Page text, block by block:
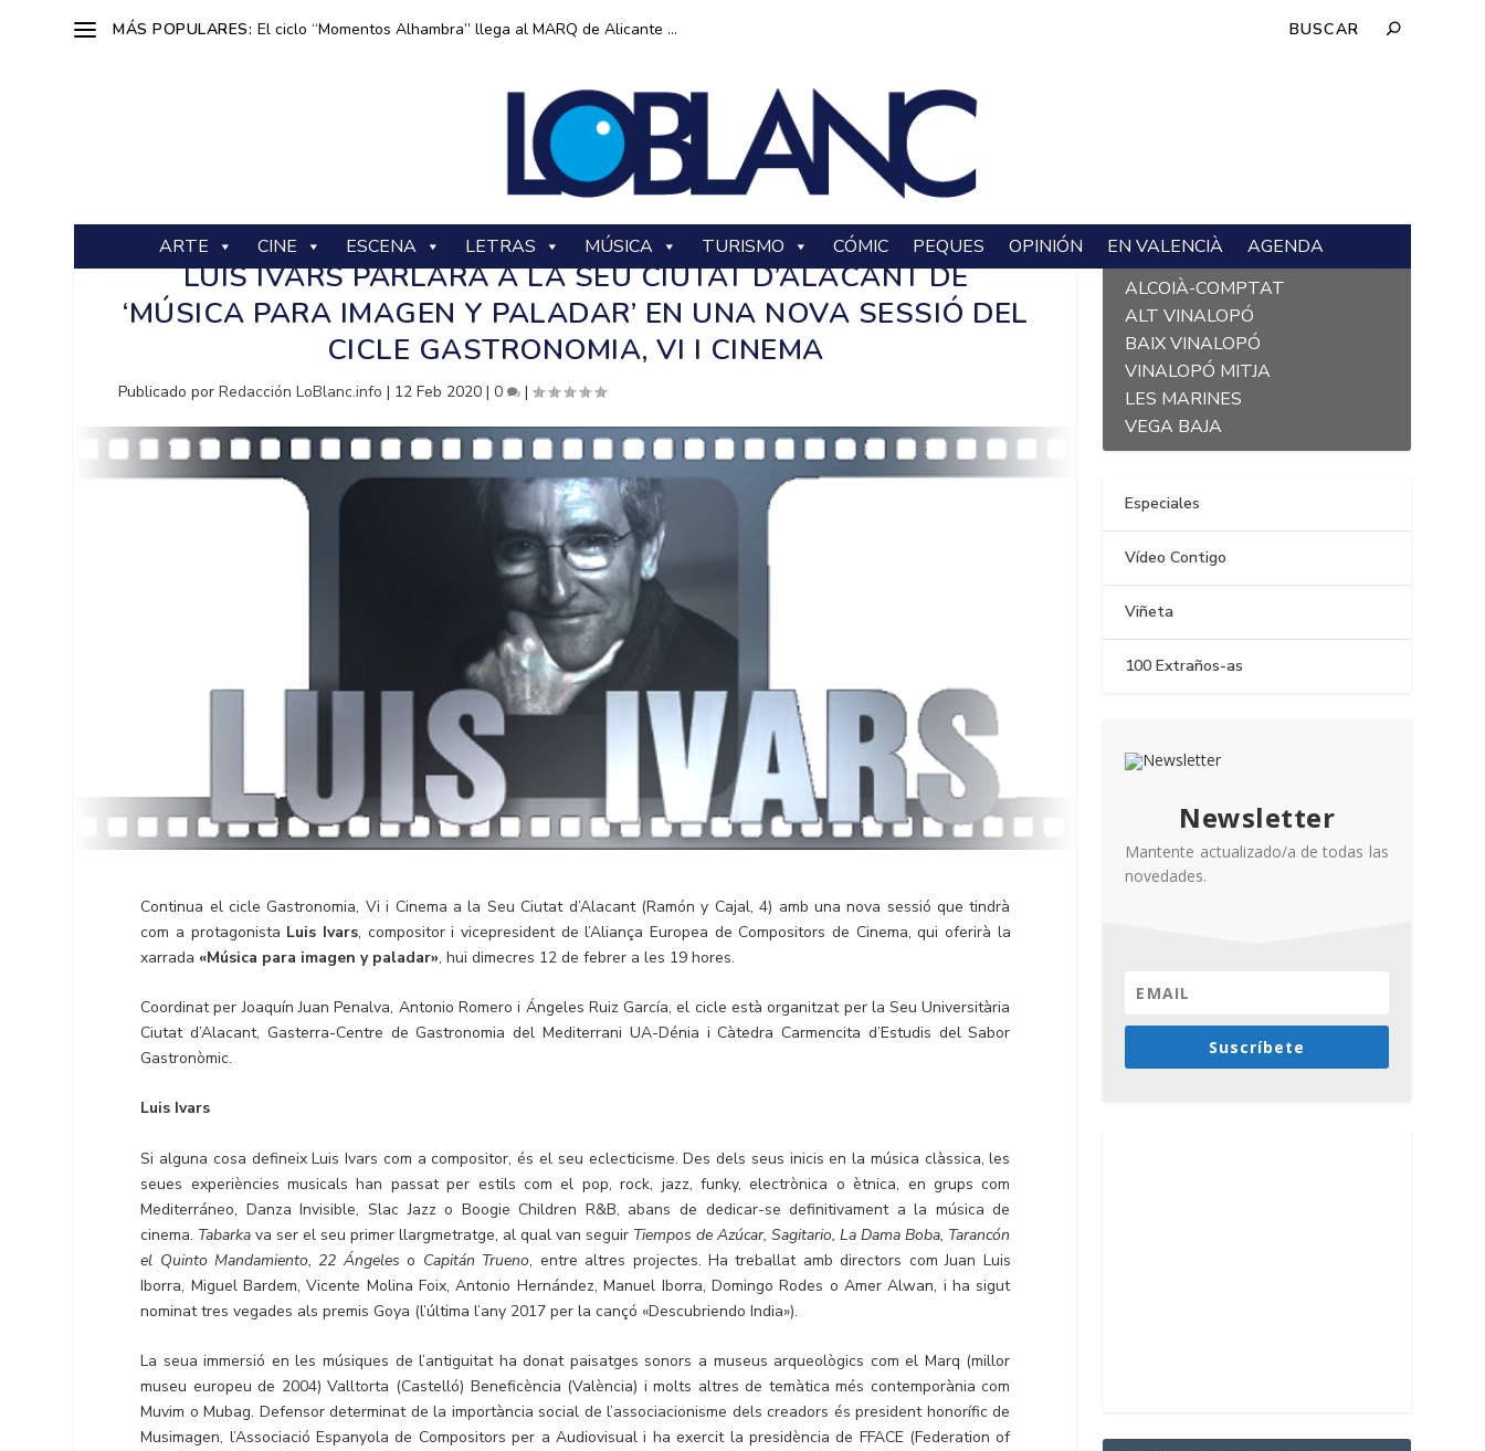
MÁS POPULARES: El ciclo “Momentos Alhambra” llega al MARQ de Alicante ...
ARTE CINE ESCENA LETRAS MÚSICA TURISMO CÓMIC PEQUES OPINIÓN EN VALENCIÀ AGENDA
LUIS IVARS PARLARÀ A LA SEU CIUTAT D’ALACANT DE
‘MÚSICA PARA IMAGEN Y PALADAR’ EN UNA NOVA SESSIÓ DEL
CICLE GASTRONOMIA, VI I CINEMA
Publicado porRedacción LoBlanc.info | 12 Feb 2020 |0 |
Continua el cicle Gastronomia, Vi i Cinema a la Seu Ciutat d’Alacant (Ramón y Cajal, 4) amb una nova sessió que tindrà
com a protagonista Luis Ivars, compositor i vicepresident de l’Aliança Europea de Compositors de Cinema, qui oferirà la
xarrada «Música para imagen y paladar», hui dimecres 12 de febrer a les 19 hores.
Coordinat per Joaquín Juan Penalva, Antonio Romero i Ángeles Ruiz García, el cicle està organitzat per la Seu Universitària
Ciutat d’Alacant, Gasterra-Centre de Gastronomia del Mediterrani UA-Dénia i Càtedra Carmencita d’Estudis del Sabor
Gastronòmic.
Luis Ivars
Si alguna cosa defineix Luis Ivars com a compositor, és el seu eclecticisme. Des dels seus inicis en la música clàssica, les
seues experiències musicals han passat per estils com el pop, rock, jazz, funky, electrònica o ètnica, en grups com
Mediterráneo, Danza Invisible, Slac Jazz o Boogie Children R&B, abans de dedicar-se definitivament a la música de
cinema. Tabarka va ser el seu primer llargmetratge, al qual van seguir Tiempos de Azúcar, Sagitario, La Dama Boba, Tarancón
el Quinto Mandamiento, 22 Ángeleso Capitán Trueno, entre altres projectes. Ha treballat amb directors com Juan Luis
Iborra, Miguel Bardem, Vicente Molina Foix, Antonio Hernández, Manuel Iborra, Domingo Rodes o Amer Alwan, i ha sigut
nominat tres vegades als premis Goya (l’última l’any 2017 per la cançó «Descubriendo India»).
La seua immersió en les músiques de l’antiguitat ha donat paisatges sonors a museus arqueològics com el Marq (millor
museu europeu de 2004) Valltorta (Castelló) Beneficència (València) i molts altres de temàtica més contemporània com
Muvim o Mubag. Defensor determinat de la importància social de l’associacionisme dels creadors és president honorífic de
Musimagen, l’Associació Espanyola de Compositors per a Audiovisual i ha exercit la presidència de FFACE (Federation of
L´ALACANTÍ
ALCOIÀ-COMPTAT
ALT VINALOPÓ
BAIX VINALOPÓ
VINALOPÓ MITJA
LES MARINES
VEGA BAJA
Especiales
Vídeo Contigo
Viñeta
100 Extraños-as
Newsletter
Mantente actualizado/a de todas las
novedades.
Suscríbete